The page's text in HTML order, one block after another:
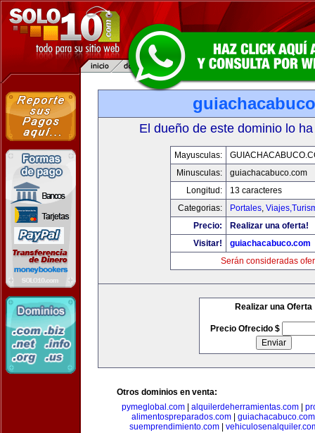
El dueño de este dominio lo
Mayusculas:
Minusculas:
guiachacabuco.com
Longitud:
13 caracteres
Categorias:
Portales,
Precio:
Realizar una oferta!
Visitar!
guiachacabuco.com
Serán consideradas
Realizar una Oferta
Precio Ofrecido $
Otros dominios en venta:
pymeglobal.com| alquilerdeherramientas.com|
alimentospreparados.com| guiachacabuco.com
suemprendimiento.com|